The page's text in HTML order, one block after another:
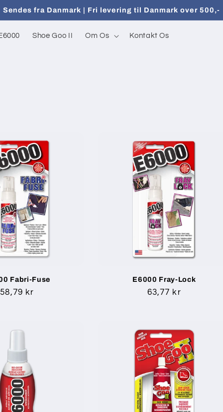
Sendes fra Danmark | Fri levering til Danmark over 500,-
Shoe Goo II Om Os Kontakt Os
Fabri-Fuse
Normalpris
58,79 kr
E6000 Fray-Lock
Normalpris
63,77 kr